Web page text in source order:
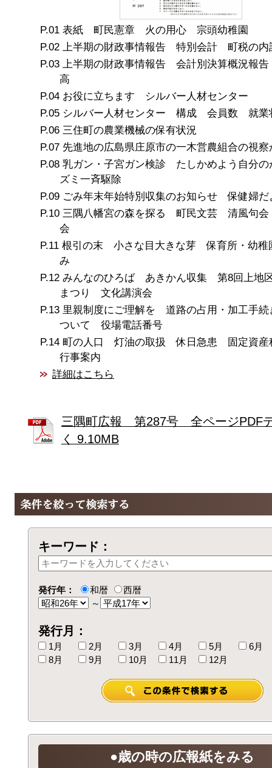
表紙 町民憲章 火の用心 宗頭幼稚園
上半期の財政事情報告 特別会計 町税の内
上半期の財政事情報告 会計別決算概況報
高
お役に立ちます シルバー人材センター
シルバー人材センター 構成 会員数 就業
三住町の農業機械の保有状況
先進地の広島県庄原市の一木営農組合の視察
乳ガン・子宮ガン検診 たしかめよう自分
ズミ一斉駆除
ごみ年末年始特別収集のお知らせ 保健婦だ
三隅八幡宮の森を探る 町民文芸 清風句
会
根引の末 小さな目大きな芽 保育所・幼稚
み
みんなのひろば あきかん収集 第8回上地
まつり 文化講演会
里親制度にご理解を 道路の占用・加工手
ついて 役場電話番号
町の人口 灯油の取扱 休日急患 固定資
行事案内
詳細はこちら
三隅町広報 第287号 全ページPDF
く 9.10MB
キーワード：
発行年： 和暦
西暦
～
発行月：
1月 2月 3月 4月 5月
6月
8月
9月 10月 11月 12月
●歳の時の広報紙をみる